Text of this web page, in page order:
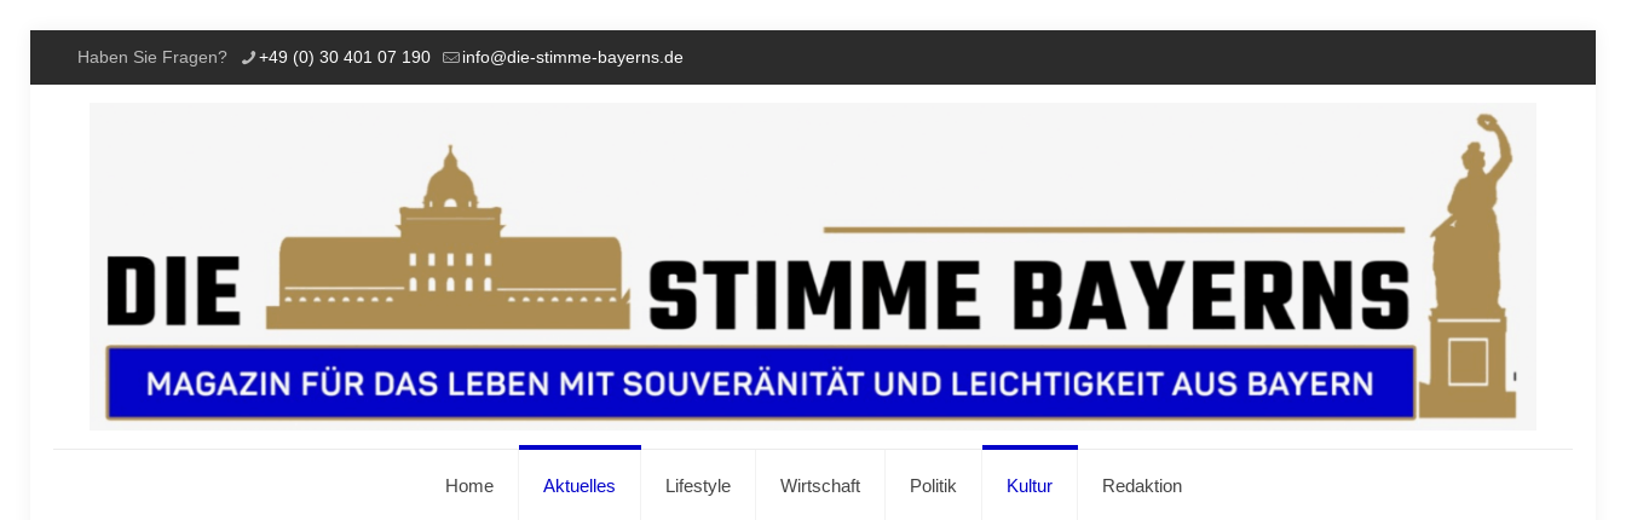
Haben Sie Fragen? +49 (0) 30 401 07 190 info@die-stimme-bayerns.de
Home Aktuelles Lifestyle Wirtschaft Politik Kultur Redaktion